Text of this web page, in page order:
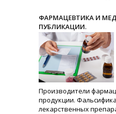
ФАРМАЦЕВТИКА И
ПУБЛИКАЦИИ.
Производители
продукции.
лекарственных